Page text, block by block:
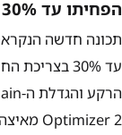
הפחיתו עד 30%
תכונה חדשה
עד30%בצריכת
הרקע והגדלת ה-
Optimizer 2